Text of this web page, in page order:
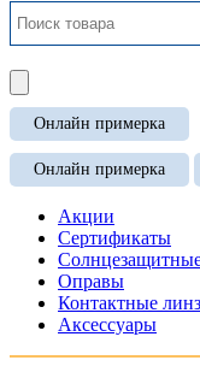
Онлайн примерка
Онлайн примерка
Акции
Сертификаты
Оправы
Контактные
Аксессуары